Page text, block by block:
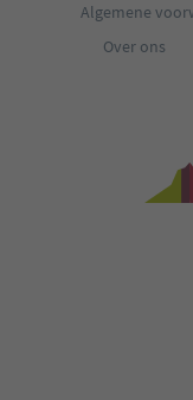
Algemene
Over ons